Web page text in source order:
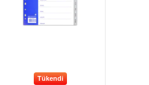
Tükendi